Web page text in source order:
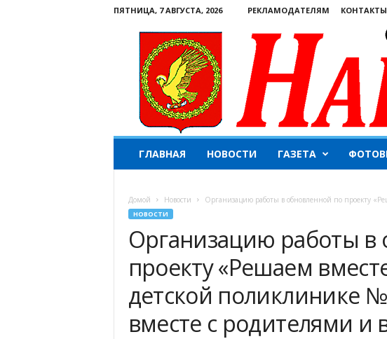
ПЯТНИЦА, 7 АВГУСТА, 2026 РЕКЛАМОДАТЕЛЯМ КОНТАКТЫ
ш
ГЛАВНАЯ НОВОСТИ ГАЗЕТА
Домой Новости Организацию работы в обновленной по проекту
НОВОСТИ
Организацию работы в
проекту «Решаем
детской поликлинике
вместе с родителями и